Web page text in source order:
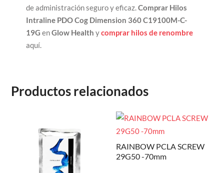
de administración seguro y eficaz.Comprar Hilos
Intraline PDO Cog Dimension 360 C19100M-C-
19GenGlow Health ycomprar hilos de renombre
aquí.
Productos relacionados
RAINBOW PCLA SCREW
29G50 -70mm